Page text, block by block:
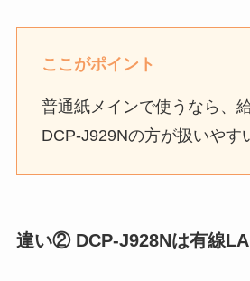
ここがポイント
普通紙メインで使うなら、
DCP-J929Nの方が扱いやす
違い② DCP-J928Nは有線